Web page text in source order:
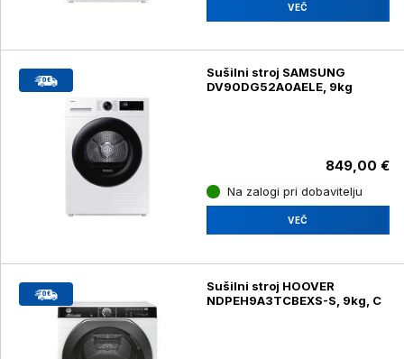
VEČ
Sušilni stroj SAMSUNG
DV90DG52A0AELE, 9kg
849,00 €
Na zalogi pri dobavitelju
VEČ
Sušilni stroj HOOVER
NDPEH9A3TCBEXS-S, 9kg, C